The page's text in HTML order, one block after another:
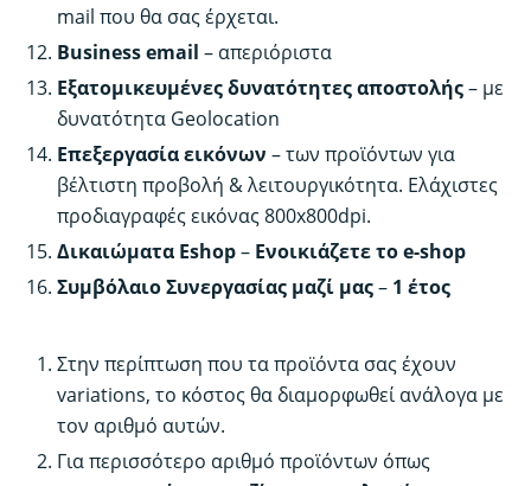
mail που θα σας έρχεται.
Business email – απεριόριστα
Εξατομικευμένες δυνατότητες αποστολής– με
δυνατότητα Geolocation
Επεξεργασία εικόνων – των προϊόντων για
βέλτιστη προβολή & λειτουργικότητα. Ελάχιστες
προδιαγραφές εικόνας 800x800dpi.
Δικαιώματα Eshop– Ενοικιάζετε το e-shop
Συμβόλαιο Συνεργασίας μαζί μας– 1 έτος
Στην περίπτωση που τα προϊόντα σας έχουν
variations, το κόστος θα διαμορφωθεί ανάλογα με
τον αριθμό αυτών.
Για περισσότερο αριθμό προϊόντων όπως